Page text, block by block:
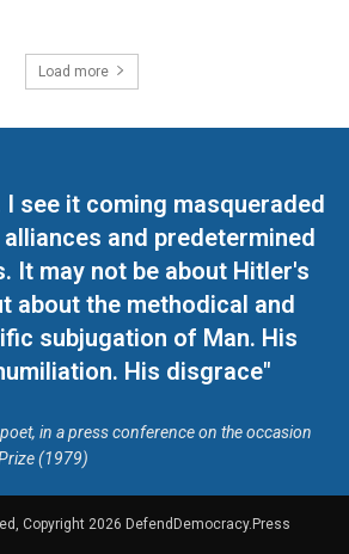
Load more
see it coming masqueraded
and predetermined
It may not be about Hitler's
about the methodical and
subjugation of Man. His
His disgrace"
in a press conference on the occasion
(1979)
Copyright 2026 DefendDemocracy.Press